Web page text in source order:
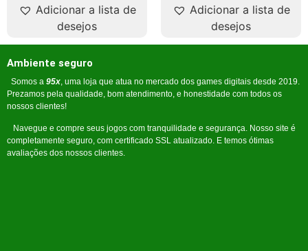
Adicionar a lista de
desejos
Adicionar a lista de
desejos
Ambiente seguro
Somos a 95x, uma loja que atua no mercado dos games digitais desde 2019.
Prezamos pela qualidade, bom atendimento, e honestidade com todos os
nossos clientes!
Navegue e compre seus jogos com tranquilidade e segurança. Nosso site é
completamente seguro, com certificado SSL atualizado. E temos ótimas
avaliações dos nossos clientes.